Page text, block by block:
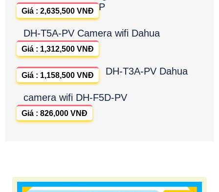
P
Giá : 2,635,500 VNĐ
DH-T5A-PV Camera wifi Dahua
Giá : 1,312,500 VNĐ
DH-T3A-PV Dahua
Giá : 1,158,500 VNĐ
camera wifi DH-F5D-PV
Giá : 826,000 VNĐ